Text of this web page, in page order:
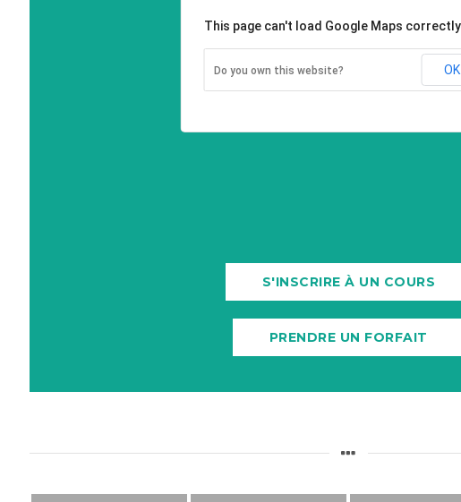
This page can't load Google Maps
Do you own this website? OK
S'INSCRIRE À UN COURS
PRENDRE UN FORFAIT